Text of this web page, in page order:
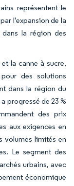
représentent le
l'expansion de la
la région des
la canne à sucre,
des solutions
dans la région du
progressé de 23 %
des prix
aux exigences en
volumes limités en
Le segment des
urbains, avec
économique